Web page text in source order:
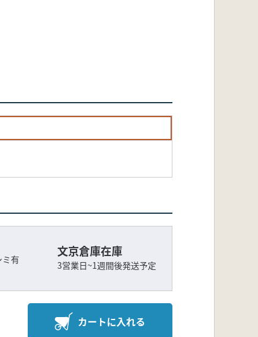
ミ有
文京倉庫在庫
3営業日~1週間後発送予定
カートに入れる